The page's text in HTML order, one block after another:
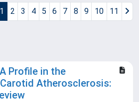
1 2 3 4 5 6 7 8 9 10 11
Profile in the
Atherosclerosis: